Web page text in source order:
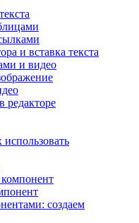
и вставка текста
и видео
редакторе
компонент
создаем